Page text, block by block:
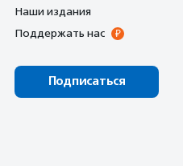
Наши издания
Поддержать нас
Подписаться